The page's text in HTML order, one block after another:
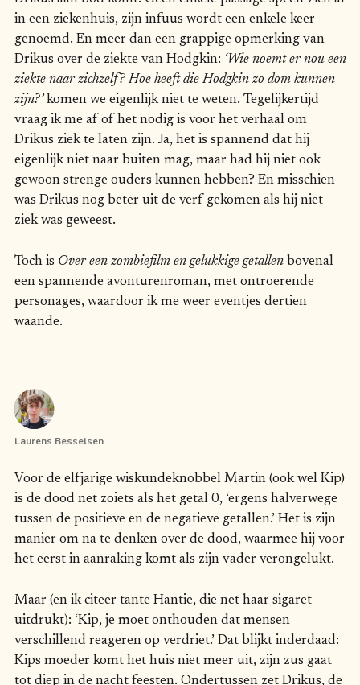
in een ziekenhuis, zijn infuus wordt een enkele keer
genoemd. En meer dan een grappige opmerking van
Drikus over de ziekte van Hodgkin: ‘Wie noemt er nou een
ziekte naar zichzelf? Hoe heeft die Hodgkin zo dom kunnen
zijn?’komen we eigenlijk niet te weten. Tegelijkertijd
vraag ik me af of het nodig is voor het verhaal om
Drikus ziek te laten zijn. Ja, het is spannend dat hij
eigenlijk niet naar buiten mag, maar had hij niet ook
gewoon strenge ouders kunnen hebben? En misschien
was Drikus nog beter uit de verf gekomen als hij niet
ziek was geweest.
Toch is Over een zombiefilm en gelukkige getallen bovenal
een spannende avonturenroman, met ontroerende
personages, waardoor ik me weer eventjes dertien
waande.
Laurens Besselsen
Voor de elfjarige wiskundeknobbel Martin (ook wel Kip)
is de dood net zoiets als het getal 0, ‘ergens halverwege
tussen de positieve en de negatieve getallen.’ Het is zijn
manier om na te denken over de dood, waarmee hij voor
het eerst in aanraking komt als zijn vader verongelukt.
Maar (en ik citeer tante Hantie, die net haar sigaret
uitdrukt): ‘Kip, je moet onthouden dat mensen
verschillend reageren op verdriet.’ Dat blijkt inderdaad:
Kips moeder komt het huis niet meer uit, zijn zus gaat
tot diep in de nacht feesten. Ondertussen zet Drikus, de